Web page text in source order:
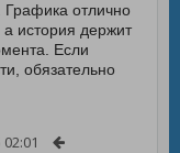
отлично
история держит
Если
обязательно